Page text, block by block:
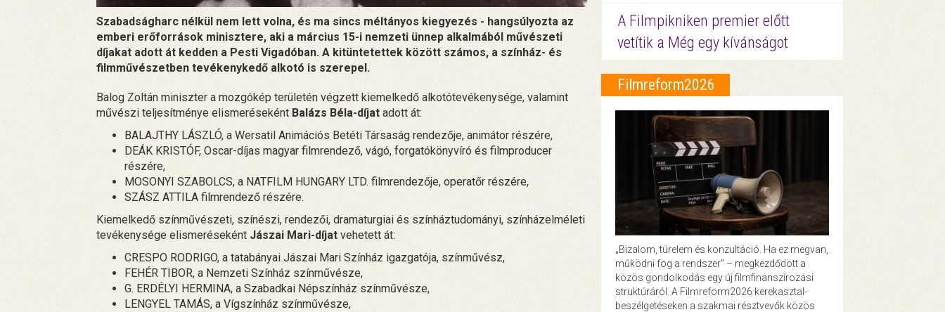
Szabadságharc nélkül nem lett volna, és ma sincs méltányos kiegyezés - hangsúlyozta az
emberi erőforrások minisztere, aki a március 15-i nemzeti ünnep alkalmából művészeti
díjakat adott át kedden a Pesti Vigadóban. A kitüntetettek között számos, a színház- és
filmművészetben tevékenykedő alkotó is szerepel.
Balog Zoltán miniszter a mozgókép területén végzett kiemelkedő alkotótevékenysége, valamint
művészi teljesítménye elismeréseként Balázs Béla-díjat adott át:
BALAJTHY LÁSZLÓ, a Wersatil Animációs Betéti Társaság rendezője, animátor részére,
DEÁK KRISTÓF, Oscar-díjas magyar filmrendező, vágó, forgatókönyvíró és filmproducer
részére,
MOSONYI SZABOLCS, a NATFILM HUNGARY LTD. filmrendezője, operatőr részére,
SZÁSZ ATTILA filmrendező részére.
Kiemelkedő színművészeti, színészi, rendezői, dramaturgiai és színháztudományi, színházelméleti
tevékenysége elismeréseként Jászai Mari-díjat vehetett át:
CRESPO RODRIGO, a tatabányai Jászai Mari Színház igazgatója, színművész,
FEHÉR TIBOR, a Nemzeti Színház színművésze,
G. ERDÉLYI HERMINA, a Szabadkai Népszínház színművésze,
LENGYEL TAMÁS, a Vígszínház színművésze,
A Filmpikniken premier előtt
vetítik a Még egy kívánságot
Filmreform2026
„Bizalom, türelem és konzultáció. Ha ez megvan,
működni fog a rendszer” – megkezdődött a
közös gondolkodás egy új filmfinanszírozási
struktúráról. A Filmreform2026 kerekasztal-
beszélgetéseken a szakmai résztvevők közös